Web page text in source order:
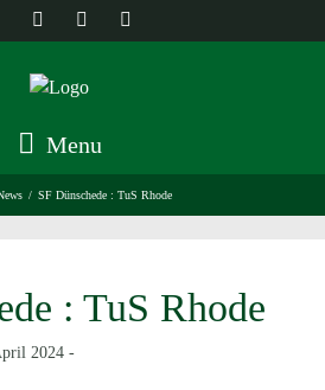
Menu
/ SF Dünschede : TuS Rhode
: TuS Rhode
2024